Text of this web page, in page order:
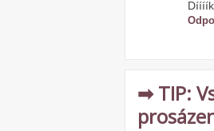
➡ TIP: